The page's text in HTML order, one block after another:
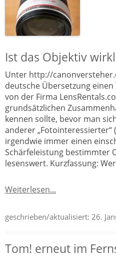
Ist das Objektiv
Unter http://
deutsche Übersetzung einen
von der Firma
grundsätzlichen
kennen sollte, bevor man
anderer
irgendwie immer einen
Schärfeleistung bestimmter
lesenswert. Kurzfassung:
Weiterlesen...
geschrieben/aktualisiert: 26.
Tom! erneut im